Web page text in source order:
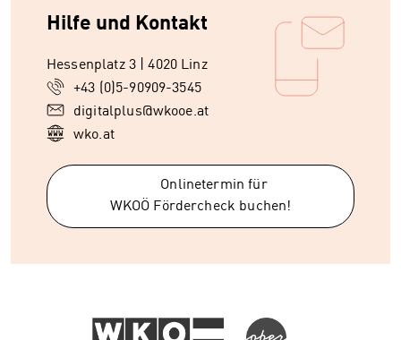
Hilfe und Kontakt
Hessenplatz 3 | 4020 Linz
+43 (0)5-90909-3545
digitalplus@wkooe.at
wko.at
Onlinetermin für
WKOÖ Fördercheck buchen!